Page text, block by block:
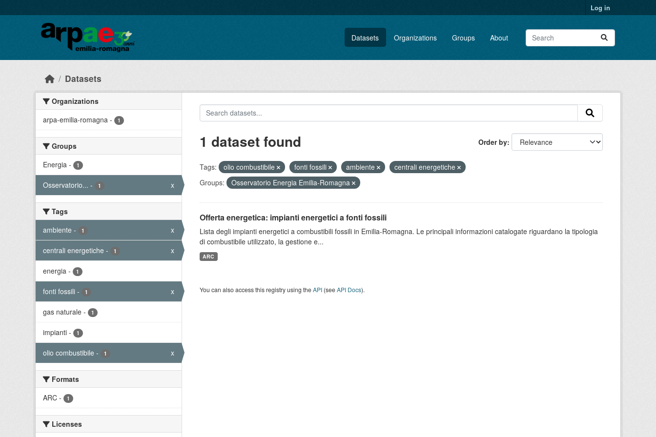
Log in
Datasets Organizations Groups About
Datasets
Organizations
arpa-emilia-romagna - 1
Groups
Energia - 1
Osservatorio... - 1 x
Tags
ambiente - 1 x
centrali energetiche - 1 x
energia - 1
fonti fossili - 1 x
gas naturale - 1
impianti - 1
olio combustibile - 1 x
Formats
ARC - 1
Licenses
Order by
1 dataset found
Tags: olio combustibile fonti fossili ambiente
centrali energetiche
Groups:
Osservatorio Energia Emilia-Romagna
Offerta energetica: impianti energetici a fonti fossili
Lista degli impianti energetici a combustibili fossili in Emilia-Romagna. Le principali informazioni catalogate riguardano la tipologia
di combustibile utilizzato, la gestione e...
ARC
You can also access this registry using theAPI(seeAPI Docs).